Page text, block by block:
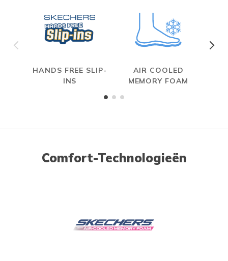
HANDS FREE SLIP-
INS
AIR COOLED
MEMORY FOAM
Comfort-Technologieën